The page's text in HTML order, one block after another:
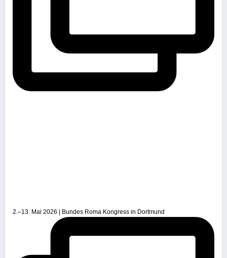
2.–13. Mai 2026 | Bundes Roma Kongress in Dortmund